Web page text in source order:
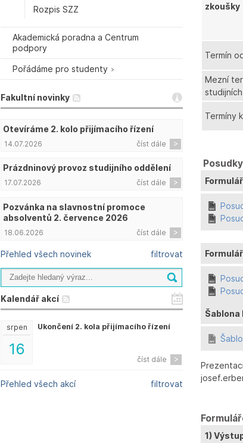
Rozpis SZZ
Akademická poradna a Centrum
podpory
Pořádáme pro studenty
Fakultní novinky
Otevíráme 2. kolo přijímacího řízení
číst dále
14.07.2026
Prázdninový provoz studijního oddělení
číst dále
17.07.2026
Pozvánka na slavnostní promoce
absolventů 2. července 2026
číst dále
18.06.2026
Přehled všech novinek filtrovat
Kalendář akcí
16
srpen Ukončení 2. kola přijímacího řízení
číst dále
Přehled všech akcí filtrovat
zkoušky
Termín
Mezní
Termíny
Šablona
1)